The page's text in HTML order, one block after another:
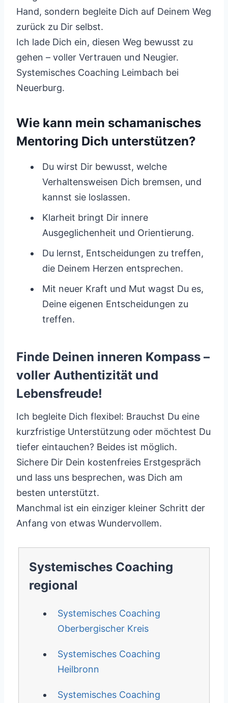
Hand, sondern begleite Dich auf Deinem Weg
zurück zu Dir selbst.
Ich lade Dich ein, diesen Weg bewusst zu
gehen – voller Vertrauen und Neugier.
Systemisches Coaching Leimbach bei
Neuerburg.
Wie kann mein schamanisches
Mentoring Dich unterstützen?
Du wirst Dir bewusst, welche
Verhaltensweisen Dich bremsen, und
kannst sie loslassen.
Klarheit bringt Dir innere
Ausgeglichenheit und Orientierung.
Du lernst, Entscheidungen zu treffen,
die Deinem Herzen entsprechen.
Mit neuer Kraft und Mut wagst Du es,
Deine eigenen Entscheidungen zu
treffen.
Finde Deinen inneren Kompass –
voller Authentizität und
Lebensfreude!
Ich begleite Dich flexibel: Brauchst Du eine
kurzfristige Unterstützung oder möchtest Du
tiefer eintauchen? Beides ist möglich.
Sichere Dir Dein kostenfreies Erstgespräch
und lass uns besprechen, was Dich am
besten unterstützt.
Manchmal ist ein einziger kleiner Schritt der
Anfang von etwas Wundervollem.
Systemisches Coaching
regional
Systemisches Coaching
Oberbergischer Kreis
Systemisches Coaching
Heilbronn
Systemisches Coaching